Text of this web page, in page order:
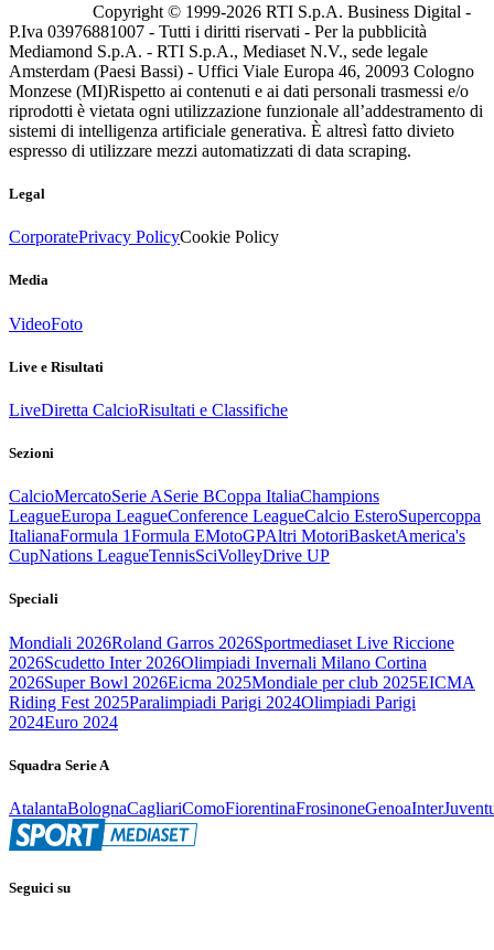
Copyright © 1999-2026 RTI S.p.A. Business Digital -
P.Iva 03976881007 - Tutti i diritti riservati - Per la pubblicità
Mediamond S.p.A. - RTI S.p.A., Mediaset N.V., sede legale
Amsterdam (Paesi Bassi) - Uffici Viale Europa 46, 20093 Cologno
Monzese (MI)Rispetto ai contenuti e ai dati personali trasmessi e/o
riprodotti è vietata ogni utilizzazione funzionale all’addestramento di
sistemi di intelligenza artificiale generativa. È altresì fatto divieto
espresso di utilizzare mezzi automatizzati di data scraping.
Legal
CorporatePrivacy PolicyCookie Policy
Media
VideoFoto
Live e Risultati
LiveDiretta CalcioRisultati e Classifiche
Sezioni
CalcioMercatoSerie ASerie BCoppa ItaliaChampions
LeagueEuropa LeagueConference LeagueCalcio EsteroSupercoppa
ItalianaFormula 1Formula EMotoGPAltri MotoriBasketAmerica's
CupNations LeagueTennisSciVolleyDrive UP
Speciali
Mondiali 2026Roland Garros 2026Sportmediaset Live Riccione
2026Scudetto Inter 2026Olimpiadi Invernali Milano Cortina
2026Super Bowl 2026Eicma 2025Mondiale per club 2025EICMA
Riding Fest 2025Paralimpiadi Parigi 2024Olimpiadi Parigi
2024Euro 2024
Squadra Serie A
AtalantaBolognaCagliariComoFiorentinaFrosinoneGenoaInter
Seguici su